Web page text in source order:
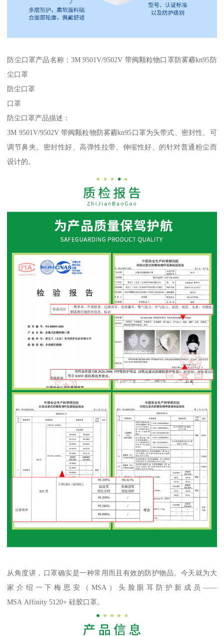
防尘口罩产品名称：3M 9501V/9502V 带阀颗粒物口罩防雾霾kn95防
尘口罩
防尘口罩
口罩
防尘口罩产品描述：
3M 9501V/9502V 带阀颗粒物防雾霾kn95口罩为头带式、密封性、可
调节鼻夹。密封性好、高弹性拉带、伸缩性好、的针对普通粉尘而
设计的。
从角度讲，口罩确实是一种常用而且有效的防护物品。今天就为大
家介绍一下梅思安（MSA）头脸眼耳防护新成员——
MSA Affinity 5120+ 硅胶口罩。